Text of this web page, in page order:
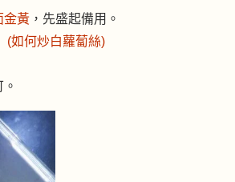
金黃 ，先盛起備用。
(如何炒白蘿蔔絲)